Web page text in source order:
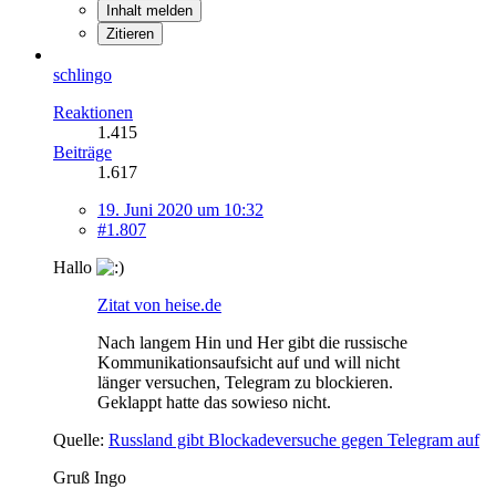
Inhalt melden
Zitieren
schlingo
Reaktionen
1.415
Beiträge
1.617
19. Juni 2020 um 10:32
#1.807
Hallo
Zitat von heise.de
Nach langem Hin und Her gibt die russische
Kommunikationsaufsicht auf und will nicht
länger versuchen, Telegram zu blockieren.
Geklappt hatte das sowieso nicht.
Quelle: Russland gibt Blockadeversuche gegen Telegram auf
Gruß Ingo